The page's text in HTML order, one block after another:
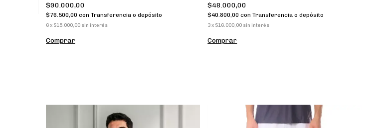
$90.000,00
$76.500,00 con Transferencia o depósito
6 x $15.000,00 sin interés
Comprar
$48.000,00
$40.800,00con Transferencia o depósito
3x $16.000,00 sin interés
Comprar